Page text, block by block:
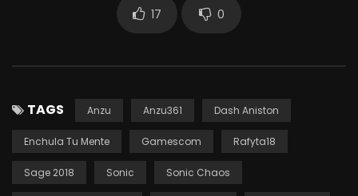
17 0
TAGS Anzu Anzu361 Dash Aniston
Enchula Tu Mente Gamescom Rafyta18
Sage 2018 Sonic Sonic Chaos